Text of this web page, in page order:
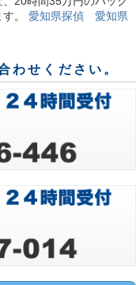
。 愛知県探偵 愛知県
わせください。